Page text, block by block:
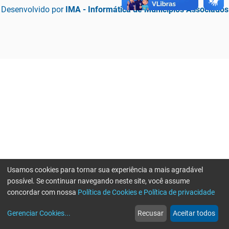
Desenvolvido por IMA - Informática de Municípios Associados
web
Notícias
more_horiz
Mais
Usamos cookies para tornar sua experiência a mais agradável
possível. Se continuar navegando neste site, você assume
concordar com nossa Política de Cookies e Política de privacidade
Gerenciar Cookies... Recusar Aceitar todos
Erro ao enviar informações, por favor tente novamente